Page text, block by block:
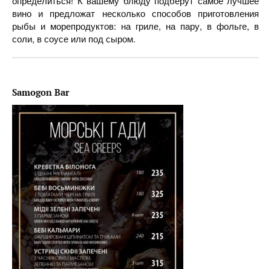
вино и предложат несколько способов приготовления
рыбы и морепродуктов: на гриле, на пару, в фольге, в
соли, в соусе или под сыром.
Samogon Bar